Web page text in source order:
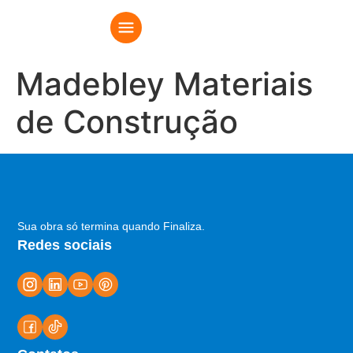
Madebley Materiais
de Construção
Sua obra só termina quando Finaliza.
Redes sociais